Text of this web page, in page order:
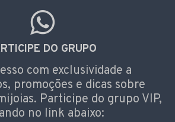
DO GRUPO
com exclusividade a
promoções e dicas sobre
Participe do grupo VIP,
no link abaixo: